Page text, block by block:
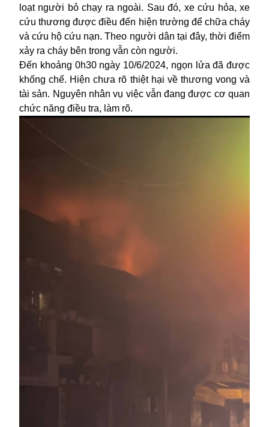
loạt người bỏ chạy ra ngoài. Sau đó, xe cứu hỏa, xe
cứu thương được điều đến hiện trường để chữa cháy
và cứu hộ cứu nạn. Theo người dân tại đây, thời điểm
xảy ra cháy bên trong vẫn còn người.
Đến khoảng 0h30 ngày 10/6/2024, ngọn lửa đã được
khống chế. Hiện chưa rõ thiệt hại về thương vong và
tài sản. Nguyên nhân vụ việc vẫn đang được cơ quan
chức năng điều tra, làm rõ.